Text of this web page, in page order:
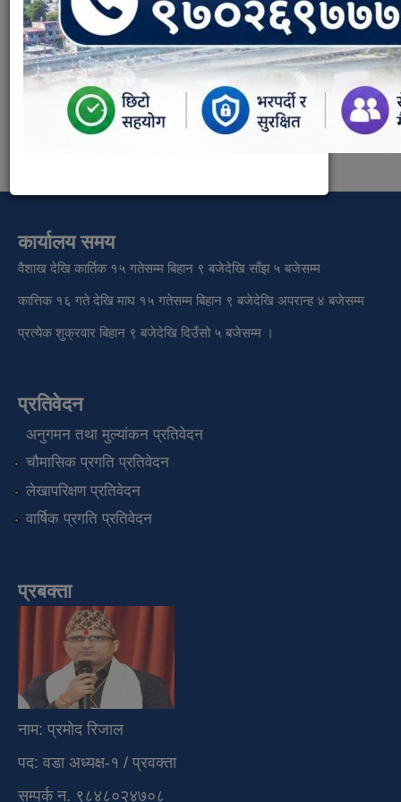
Documents:
१२ घ वर्गको निर्माण व्यवसायी इजाजतपत्र सम्बन्धी कार्यविधि.pdf
Document Type: राजपत्र भाग १
कार्यालय समय
वैशाख देखि कार्तिक १५ गतेसम्म बिहान ९ बजेदेखि साँझ ५ बजेसम्म
कात्तिक १६ गते देखि माघ १५ गतेसम्म बिहान ९ बजेदेखि अपरान्ह ४ बजेसम्म
प्रत्येक शुक्रवार बिहान ९ बजेदेखि दिउँसो ५ बजेसम्म ।
प्रतिवेदन
अनुगमन तथा मुल्यांकन प्रतिवेदन
चौमासिक प्रगति प्रतिवेदन
लेखापरिक्षण प्रतिवेदन
वार्षिक प्रगति प्रतिवेदन
प्रबक्ता
नाम: प्रमोद रिजाल
पद: वडा अध्यक्ष-१ / प्रवक्ता
सम्पर्क न. ९८४८०२४७०८